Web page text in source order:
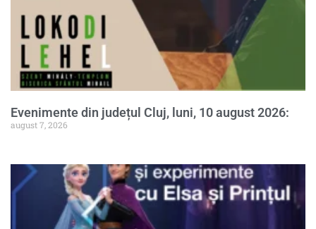
Evenimente din județul Cluj, luni, 10 august 2026:
august 7, 2026